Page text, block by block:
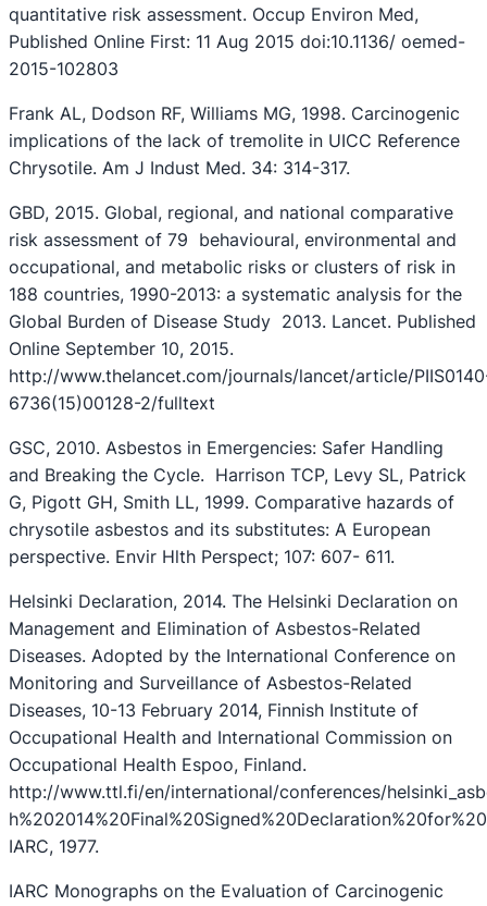
quantitative risk assessment. Occup Environ Med,
Published Online First: 11 Aug 2015 doi:10.1136/ oemed-
2015-102803
Frank AL, Dodson RF, Williams MG, 1998. Carcinogenic
implications of the lack of tremolite in UICC Reference
Chrysotile. Am J Indust Med. 34: 314-317.
GBD, 2015. Global, regional, and national comparative
risk assessment of 79 behavioural, environmental and
occupational, and metabolic risks or clusters of risk in
188 countries, 1990-2013: a systematic analysis for the
Global Burden of Disease Study 2013. Lancet. Published
Online September 10, 2015.
http://www.thelancet.com/journals/lancet/article/
6736(15)00128-2/fulltext
GSC, 2010. Asbestos in Emergencies: Safer Handling
and Breaking the Cycle. Harrison TCP, Levy SL, Patrick
G, Pigott GH, Smith LL, 1999. Comparative hazards of
chrysotile asbestos and its substitutes: A European
perspective. Envir Hlth Perspect; 107: 607- 611.
Helsinki Declaration, 2014. The Helsinki Declaration on
Management and Elimination of Asbestos-Related
Diseases. Adopted by the International Conference on
Monitoring and Surveillance of Asbestos-Related
Diseases, 10-13 February 2014, Finnish Institute of
Occupational Health and International Commission on
Occupational Health Espoo, Finland.
http://www.ttl.fi/en/international/conferences/
IARC, 1977.
IARC Monographs on the Evaluation of Carcinogenic